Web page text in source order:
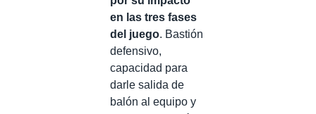
en las tres fases
del juego. Bastión
defensivo,
capacidad para
darle salida de
balón al equipo y